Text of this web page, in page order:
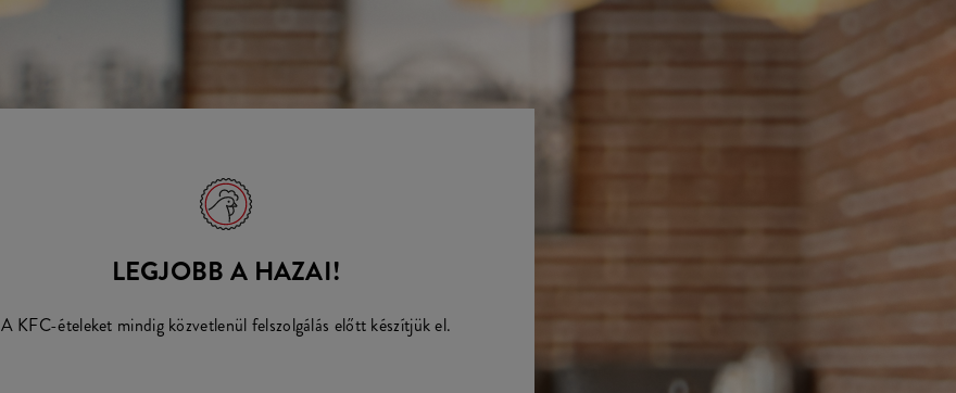
LEGJOBB A HAZAI!
A KFC-ételeket mindig közvetlenül felszolgálás előtt készítjük el.